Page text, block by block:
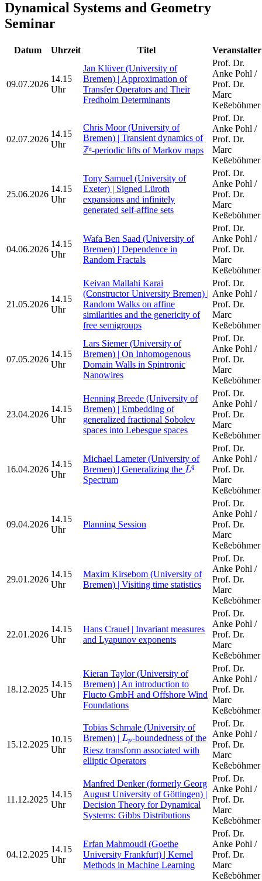
Dynamical Systems and Geometry
Seminar
Datum Uhrzeit Titel Veranstalter
09.07.2026
14.15
Uhr
Jan Klüver (University of
Bremen) | Approximation of
Transfer Operators and Their
Fredholm Determinants
Prof. Dr.
Anke Pohl /
Prof. Dr.
Marc
Keßeböhmer
02.07.2026
14.15
Uhr
Chris Moor (University of
Bremen) | Transient dynamics of
ℤᵈ-periodic lifts of Markov maps
Prof. Dr.
Anke Pohl /
Prof. Dr.
Marc
Keßeböhmer
25.06.2026
14.15
Uhr
Tony Samuel (University of
Exeter) | Signed Lüroth
expansions and infinitely
generated self-affine sets
Prof. Dr.
Anke Pohl /
Prof. Dr.
Marc
Keßeböhmer
04.06.2026
14.15
Uhr
Wafa Ben Saad (University of
Bremen) | Dependence in
Random Fractals
Prof. Dr.
Anke Pohl /
Prof. Dr.
Marc
Keßeböhmer
21.05.2026
14.15
Uhr
Keivan Mallahi Karai
(Constructor University Bremen) |
Random Walks on affine
similarities and the genericity of
free semigroups
Prof. Dr.
Anke Pohl /
Prof. Dr.
Marc
Keßeböhmer
07.05.2026
14.15
Uhr
Lars Siemer (University of
Bremen) | On Inhomogenous
Domain Walls in Spintronic
Nanowires
Prof. Dr.
Anke Pohl /
Prof. Dr.
Marc
Keßeböhmer
23.04.2026
14.15
Uhr
Henning Breede (University of
Bremen) | Embedding of
generalized fractional Sobolev
spaces into Lebesgue spaces
Prof. Dr.
Anke Pohl /
Prof. Dr.
Marc
Keßeböhmer
16.04.2026
14.15
Uhr
Michael Lameter (University of
Bremen) | Generalizing the Lq
Lq
Spectrum
Prof. Dr.
Anke Pohl /
Prof. Dr.
Marc
Keßeböhmer
09.04.2026
14.15
Uhr
Planning Session
Prof. Dr.
Anke Pohl /
Prof. Dr.
Marc
Keßeböhmer
29.01.2026
14.15
Uhr
Maxim Kirsebom (University of
Bremen) | Visiting time statistics
Prof. Dr.
Anke Pohl /
Prof. Dr.
Marc
Keßeböhmer
22.01.2026
14.15
Uhr
Hans Crauel | Invariant measures
and Lyapunov exponents
Prof. Dr.
Anke Pohl /
Prof. Dr.
Marc
Keßeböhmer
18.12.2025
14.15
Uhr
Kieran Taylor (University of
Bremen) | An introduction to
Flucto GmbH and Offshore Wind
Foundations
Prof. Dr.
Anke Pohl /
Prof. Dr.
Marc
Keßeböhmer
15.12.2025
10.15
Uhr
Tobias Schmale (University of
Bremen) | Lp
Lp-boundedness of the
Riesz transform associated with
elliptic Operators
Prof. Dr.
Anke Pohl /
Prof. Dr.
Marc
Keßeböhmer
11.12.2025
14.15
Uhr
Manfred Denker (formerly Georg
August University of Göttingen) |
Decision Theory for Dynamical
Systems: Gibbs Distributions
Prof. Dr.
Anke Pohl /
Prof. Dr.
Marc
Keßeböhmer
04.12.2025
14.15
Uhr
Erfan Mahmoudi (Goethe
University Frankfurt) | Kernel
Methods in Machine Learning
Prof. Dr.
Anke Pohl /
Prof. Dr.
Marc
Keßeböhmer